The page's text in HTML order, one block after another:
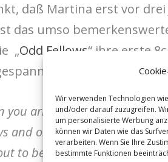
Wir verwenden Technologien
und/oder darauf zuzugreifen.
um personalisierte Werbung
können wir Daten wie das
verarbeiten. Wenn Sie Ihre
bestimmte Funktionen
daß Martina erst vor
das umso
„Odd Fellows“ ihre erste
wo die Karriere
you arrive at the crag
and only wanna lay down to
to be the most successful